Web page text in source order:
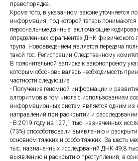
правопорядка.
Кроме того, в указанном законе уточняется
информация, под которой теперь понимаются
персональные данные, включающие
определенных фрагментах ДНК физического
трупа. Нововведением является передача
такой гос. Регистрации Следственному
В пояснительной записке к законопроекту
которым обосновывалась необходимость
частности следующие:
- Получение геномной информации и
алгоритмов в том числе с использованием
информационных систем является одним из
направлений при раскрытии и расследовании
- В 2019 году из 127,1 тыс. назначенных
(73%) способствовали выявлению и
основном тяжких и особо тяжких. За шесть
тыс. назначенных исследований ДНК 49,8
выявлению и раскрытию преступлений, в